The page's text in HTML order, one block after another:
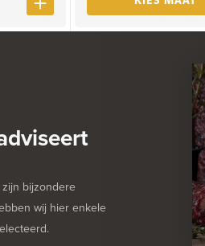
bijzondere
wij hier enkele